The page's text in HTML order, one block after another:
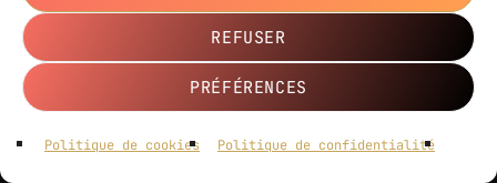
REFUSER
PRÉFÉRENCES
Politique de cookies Politique de confidentialité
play_arrow
ISS:SA
BEAUJEAN EXCLUSIVE DJ SET FOR
E-KWALITY RADIO – APRIL 2026
PHONOFONK EPISODE 1 BY NO
TSUKKOMI – APRIL 2026